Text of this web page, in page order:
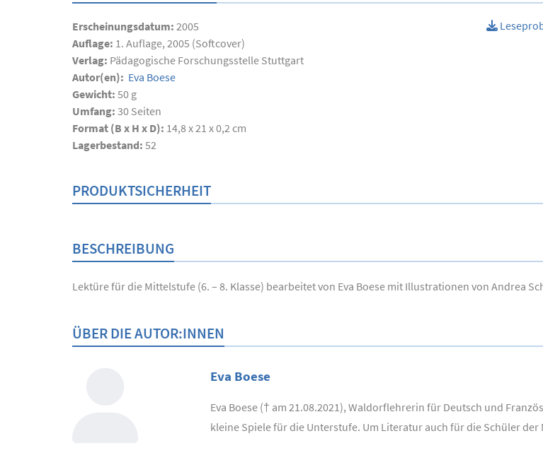
Erscheinungsdatum: 2005
Auflage: 1. Auflage, 2005 (Softcover)
Verlag: Pädagogische Forschungsstelle Stuttgart
Autor(en): Eva Boese
Gewicht: 50 g
Umfang: 30 Seiten
Format (B x H x D): 14,8 x 21 x 0,2 cm
Lagerbestand: 52
PRODUKTSICHERHEIT
BESCHREIBUNG
Lektüre für die Mittelstufe (6. – 8. Klasse) bearbeitet von Eva Boese mit Illustrationen von Andrea
ÜBER DIE AUTOR:INNEN
Eva Boese
Eva Boese († am 21.08.2021), Waldorflehrerin für Deutsch und
kleine Spiele für die Unterstufe. Um Literatur auch für die Schüler